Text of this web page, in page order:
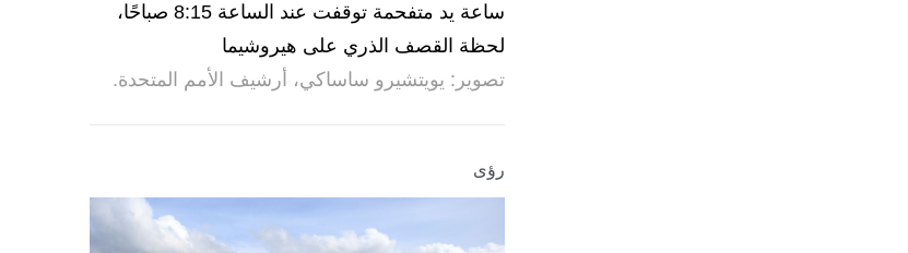
ساعة يد متفحمة توقفت عند الساعة 8:15 صباحًا،
لحظة القصف الذري على هيروشيما
تصوير: يويتشيرو ساساكي، أرشيف الأمم المتحدة.
رؤى